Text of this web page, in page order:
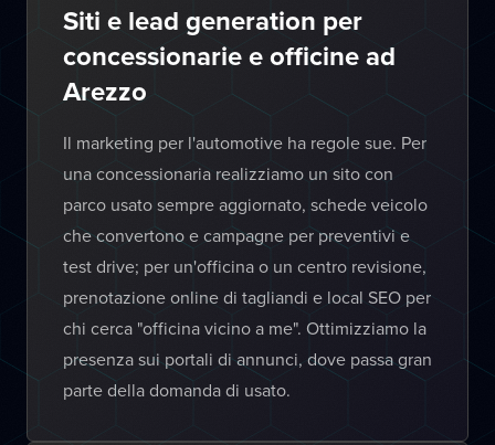
Siti e lead generation per
concessionarie e officine ad
Arezzo
Il marketing per l'automotive ha regole sue. Per
una concessionaria realizziamo un sito con
parco usato sempre aggiornato, schede veicolo
che convertono e campagne per preventivi e
test drive; per un'officina o un centro revisione,
prenotazione online di tagliandi e local SEO per
chi cerca "officina vicino a me". Ottimizziamo la
presenza sui portali di annunci, dove passa gran
parte della domanda di usato.